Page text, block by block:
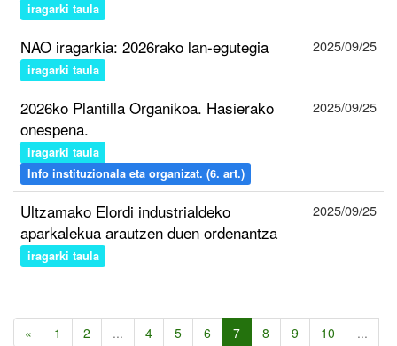
iragarki taula
NAO iragarkia: 2026rako lan-egutegia
iragarki taula
2025/09/25
2026ko Plantilla Organikoa. Hasierako
onespena.
iragarki taula
Info instituzionala eta organizat. (6. art.)
2025/09/25
Ultzamako Elordi industrialdeko
aparkalekua arautzen duen ordenantza
iragarki taula
2025/09/25
« 1 2 ... 4 5 6 7 8 9 10
...